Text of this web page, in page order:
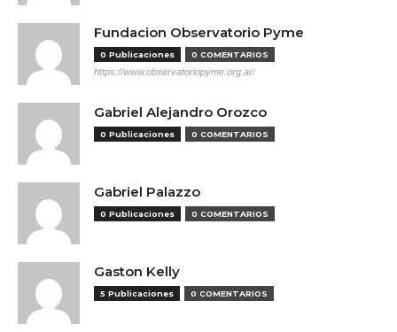
Fundacion Observatorio Pyme
0 Publicaciones 0 COMENTARIOS
https://www.observatoriopyme.org.ar/
Gabriel Alejandro Orozco
0 Publicaciones 0 COMENTARIOS
Gabriel Palazzo
0 Publicaciones 0 COMENTARIOS
Gaston Kelly
5 Publicaciones 0 COMENTARIOS